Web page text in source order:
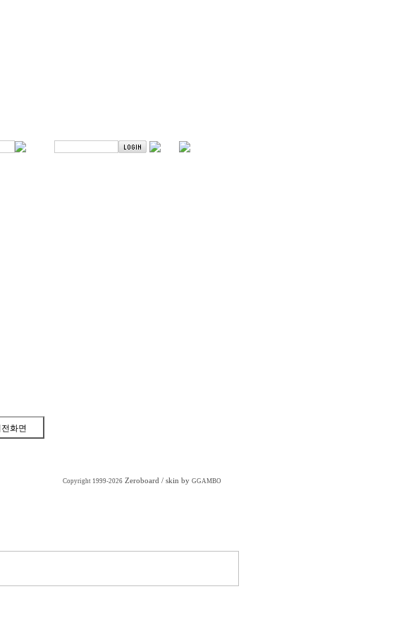
Copyright 1999-2026 Zeroboard / skin by GGAMBO